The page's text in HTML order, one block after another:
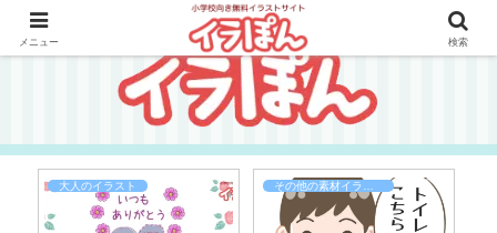
大人のイラスト
メニュー 検索